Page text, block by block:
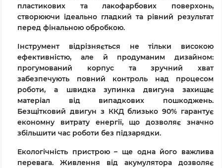
пластикових та лакофарбових поверхонь,
створюючи ідеально гладкий та рівний результат
перед фінальною обробкою.
Інструмент відрізняється не тільки високою
ефективністю, але й продуманим дизайном:
прогумований корпус та зручний хват
забезпечують повний контроль над процесом
роботи, а швидка зупинка двигуна захищає
матеріал від випадкових пошкоджень.
Безщітковий двигун з ККД близько 90% гарантує
економну витрату енергії, що дозволяє значно
збільшити час роботи без підзарядки.
Екологічність пристрою – ще одна його важлива
перевага. Живлення від акумулятора дозволяє